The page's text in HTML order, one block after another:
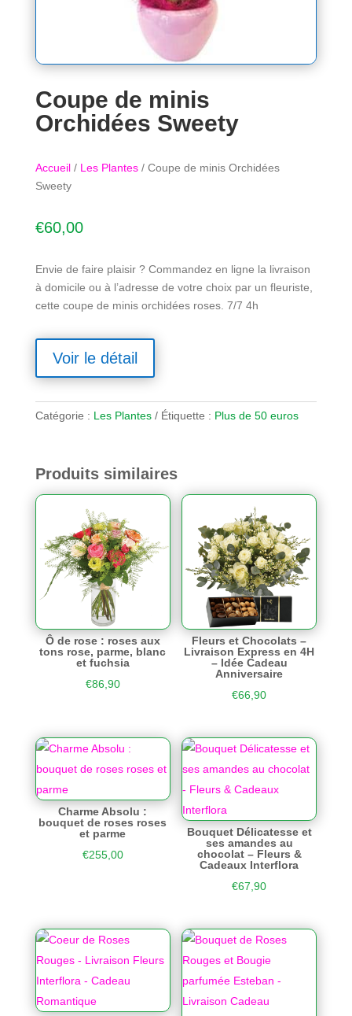
Coupe de minis
Orchidées Sweety
Accueil/ Les Plantes/ Coupe de minis Orchidées
Sweety
€60,00
Envie de faire plaisir ? Commandez en ligne la livraison
à domicile ou à l’adresse de votre choix par un fleuriste,
cette coupe de minis orchidées roses. 7/7 4h
Voir le détail
Catégorie : Les Plantes Étiquette : Plus de 50 euros
Produits similaires
Ô de rose : roses aux
tons rose, parme, blanc
et fuchsia
€86,90
Fleurs et Chocolats –
Livraison Express en 4H
– Idée Cadeau
Anniversaire
€66,90
Charme Absolu :
bouquet de roses roses
et parme
€255,00
Bouquet Délicatesse et
ses amandes au
chocolat – Fleurs &
Cadeaux Interflora
€67,90